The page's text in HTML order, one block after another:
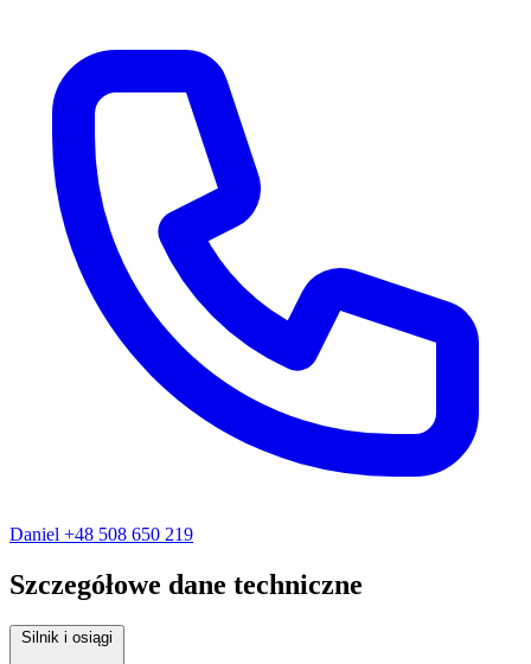
Daniel +48 508 650 219
Szczegółowe dane techniczne
Silnik i osiągi